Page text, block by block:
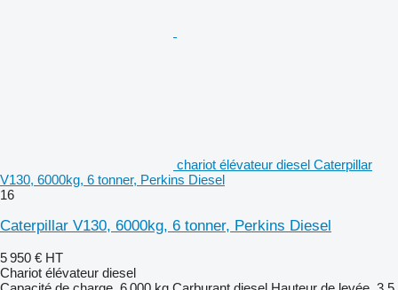
chariot élévateur diesel Caterpillar
V130, 6000kg, 6 tonner, Perkins Diesel
16
Caterpillar V130, 6000kg, 6 tonner, Perkins Diesel
5 950 € HT
Chariot élévateur diesel